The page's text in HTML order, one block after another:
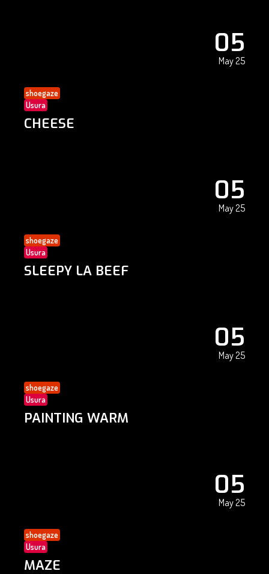
05
May 25
shoegaze
Usura
CHEESE
05
May 25
shoegaze
Usura
SLEEPY LA BEEF
05
May 25
shoegaze
Usura
PAINTING WARM
05
May 25
shoegaze
Usura
MAZE